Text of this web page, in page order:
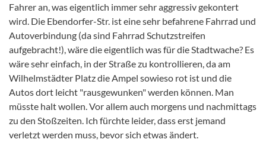
Fahrer an, was eigentlich immer sehr aggressiv gekontert
wird. Die Ebendorfer-Str. ist eine sehr befahrene Fahrrad und
Autoverbindung (da sind Fahrrad Schutzstreifen
aufgebracht!), wäre die eigentlich was für die Stadtwache? Es
wäre sehr einfach, in der Straße zu kontrollieren, da am
Wilhelmstädter Platz die Ampel sowieso rot ist und die
Autos dort leicht "rausgewunken" werden können. Man
müsste halt wollen. Vor allem auch morgens und nachmittags
zu den Stoßzeiten. Ich fürchte leider, dass erst jemand
verletzt werden muss, bevor sich etwas ändert.